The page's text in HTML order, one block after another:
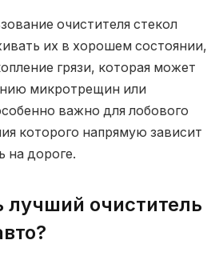
очистителя стекол
их в хорошем состоянии,
грязи, которая может
микротрещин или
важно для лобового
которого напрямую зависит
на дороге.
лучший очиститель